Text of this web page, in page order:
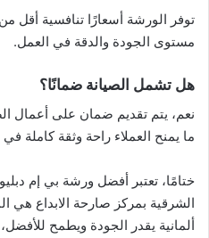
توفر الورشة أسعارًا تنافسية أقل
مستوى الجودة والدقة في العمل.
هل تشمل الصيانة ضمانًا؟
نعم، يتم تقديم ضمان على أعمال
ما يمنح العملاء راحة وثقة كاملة
ختامًا، ​تعتبر أفضل ورشة بي إم
الشرقية بمركز صارحة الابداع هي
ألمانية يقدر الجودة ويطمح